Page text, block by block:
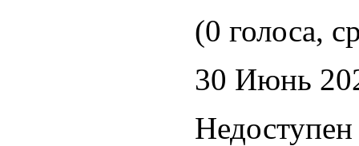
(0 голоса,
30 Июнь